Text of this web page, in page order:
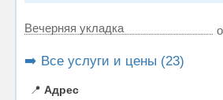
Вечерняя укладка
➡️ Все услуги и цены (23)
📍 Адрес